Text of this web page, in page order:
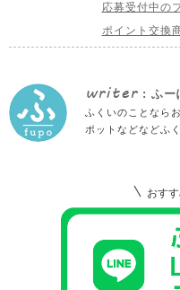
応募受付中の
ポイント交換
writer : ふー
ふくいのことなら
ポットなどなどふ
おす